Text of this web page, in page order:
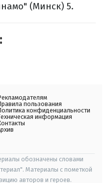
(Минск) 5.
пользования
конфиденциальности
информация
обозначены словами
Материалы с пометкой
авторов и героев.